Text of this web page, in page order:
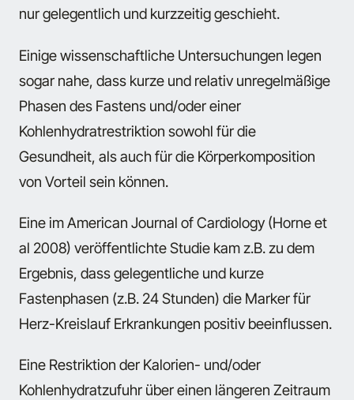
nur gelegentlich und kurzzeitig geschieht.
Einige wissenschaftliche Untersuchungen legen
sogar nahe, dass kurze und relativ unregelmäßige
Phasen des Fastens und/oder einer
Kohlenhydratrestriktion sowohl für die
Gesundheit, als auch für die Körperkomposition
von Vorteil sein können.
Eine im American Journal of Cardiology (Horne et
al 2008) veröffentlichte Studie kam z.B. zu dem
Ergebnis, dass gelegentliche und kurze
Fastenphasen (z.B. 24 Stunden) die Marker für
Herz-Kreislauf Erkrankungen positiv beeinflussen.
Eine Restriktion der Kalorien- und/oder
Kohlenhydratzufuhr über einen längeren Zeitraum